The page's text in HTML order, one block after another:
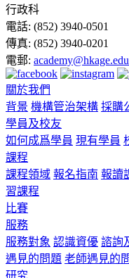
行政科
電話: (852) 3940-0501
傳真: (852) 3940-0201
電郵:
關於我們
背景 機構管治架構 採購
學員及校友
如何成爲學員 現有學員
課程
課程領域 報名指南 報讀
習課程
比賽
服務
服務對象 認識資優 諮詢
遇見的問題 老師遇見的